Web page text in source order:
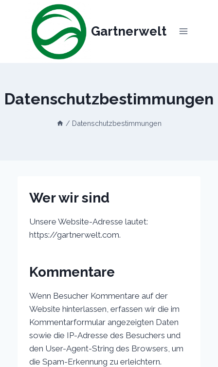
Gartnerwelt
Datenschutzbestimmungen
/ Datenschutzbestimmungen
Wer wir sind
Unsere Website-Adresse lautet:
https://gartnerwelt.com.
Kommentare
Wenn Besucher Kommentare auf der
Website hinterlassen, erfassen wir die im
Kommentarformular angezeigten Daten
sowie die IP-Adresse des Besuchers und
den User-Agent-String des Browsers, um
die Spam-Erkennung zu erleichtern.